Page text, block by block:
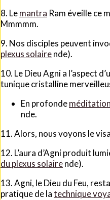
8. Lemantra Ram éveille ce
Mmmmm.
9. Nos disciples peuvent
plexus solairende).
10. Le Dieu Agni a l’aspect
tunique cristalline
En profondeméditation
nde.
11. Alors, nous voyons le
12. L’aura d’Agni produit
du plexus solairende).
13. Agni, le Dieu du Feu,
pratique de latechnique